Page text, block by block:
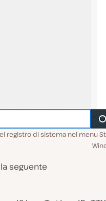
registro di sistema nel menu
seguente